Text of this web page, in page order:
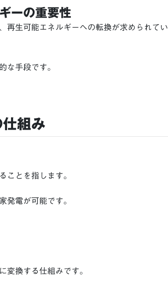
ーの重要性
再生可能エネルギーへの転換が求められてい
な手段です。
組み
ことを指します。
発電が可能です。
変換する仕組みです。